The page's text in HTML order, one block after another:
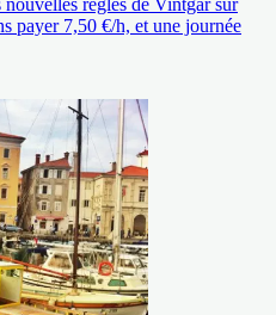
payer 7,50 €/h, et une journée